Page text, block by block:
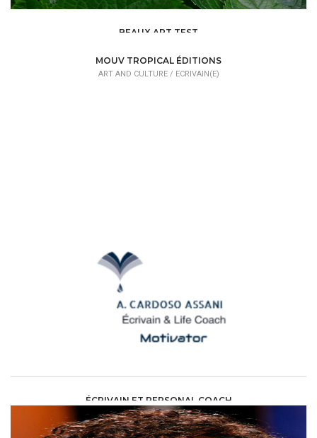
BEAUX ART TEST
MOUV TROPICAL ÉDITIONS
ART AND CULTURE / ECRIVAIN(E)
ÉCRIVAIN ET PERSONAL COACH
ART AND CULTURE /ECRIVAIN(E)